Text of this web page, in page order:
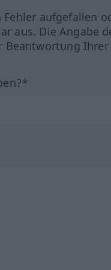
aufgefallen
aus. Die Angabe
Beantwortung Ihrer